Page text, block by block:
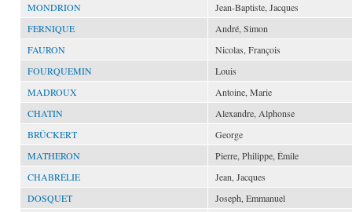
MONDRION
Jean-Baptiste, Jacques
FERNIQUE
André, Simon
FAURON
Nicolas, François
FOURQUEMIN
Louis
MADROUX
Antoine, Marie
CHATIN
Alexandre, Alphonse
BRÜCKERT
George
MATHERON
Pierre, Philippe, Émile
CHABRÉLIE
Jean, Jacques
DOSQUET
Joseph, Emmanuel